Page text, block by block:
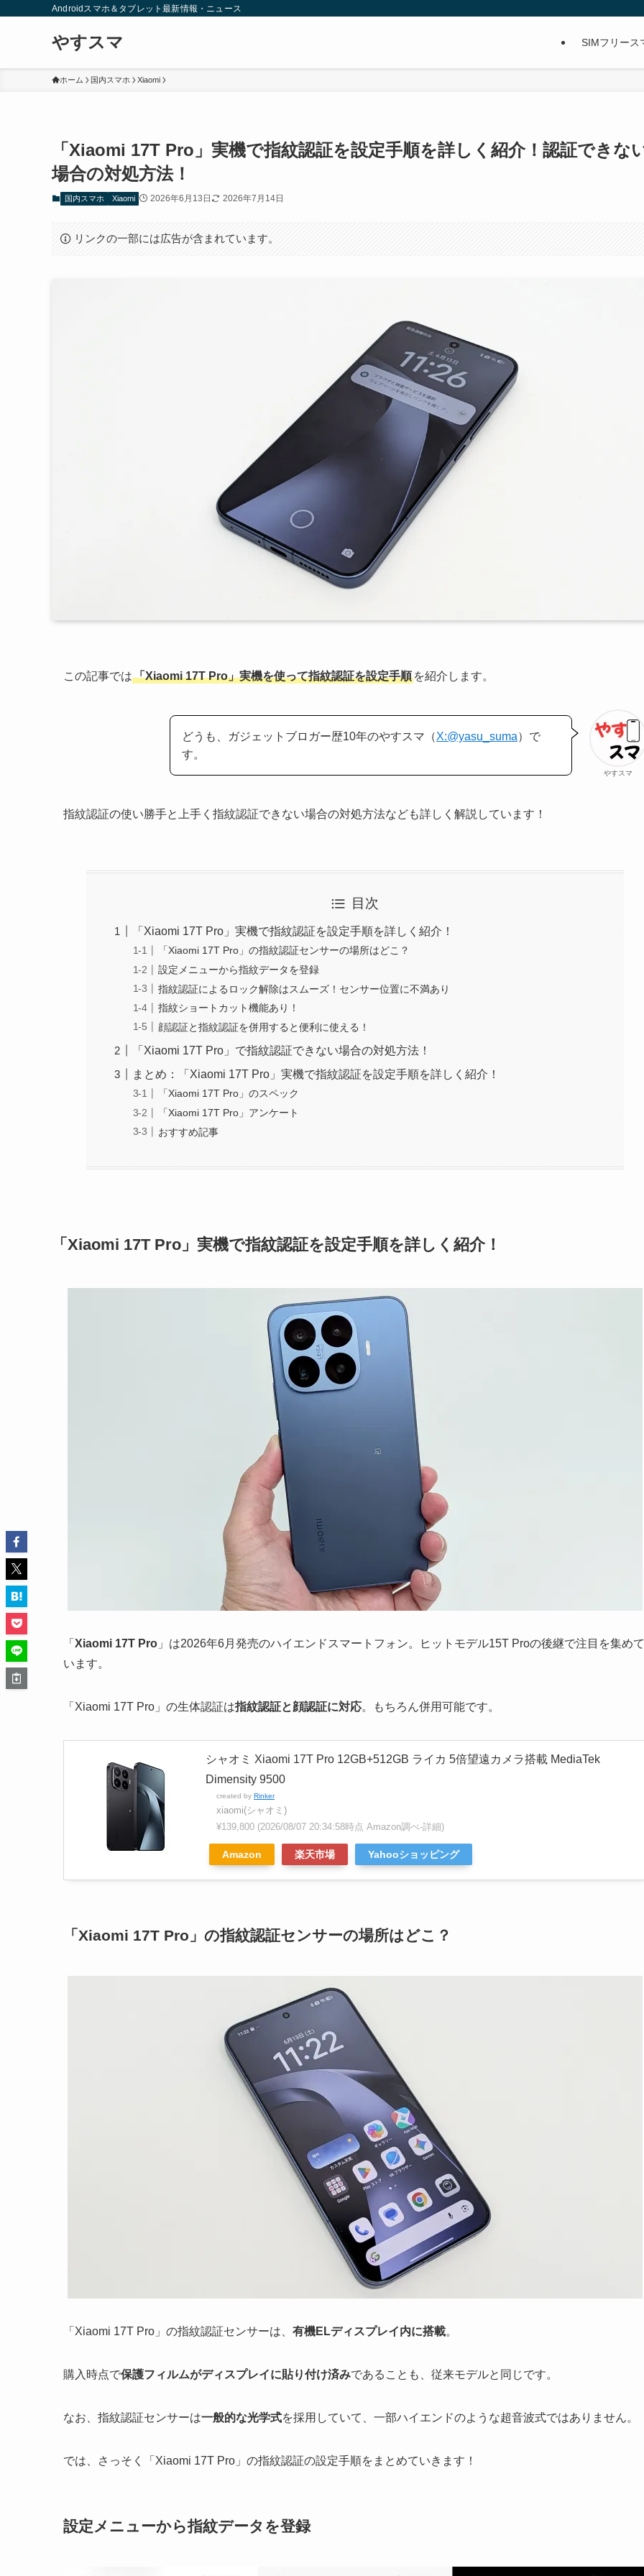
Androidスマホ＆タブレット最新情報・ニュース
やすスマ SIMフリース
ホーム 国内スマホ Xiaomi
「Xiaomi 17T Pro」実機で指紋認証を設定手順を詳しく紹介！認証できな
場合の対処方法！
国内スマホ Xiaomi 2026年6月13日 2026年7月14日
リンクの一部には広告が含まれています。
この記事では「Xiaomi 17T Pro」実機を使って指紋認証を設定手順 を紹介します。
やすスマ
どうも、ガジェットブロガー歴10年のやすスマ（X:@yasu_suma）で
す。
指紋認証の使い勝手と上手く指紋認証できない場合の対処方法なども詳しく解説しています！
目次
「Xiaomi 17T Pro」実機で指紋認証を設定手順を詳しく紹介！
「Xiaomi 17T Pro」の指紋認証センサーの場所はどこ？
設定メニューから指紋データを登録
指紋認証によるロック解除はスムーズ！センサー位置に不満あり
指紋ショートカット機能あり！
顔認証と指紋認証を併用すると便利に使える！
「Xiaomi 17T Pro」で指紋認証できない場合の対処方法！
まとめ：「Xiaomi 17T Pro」実機で指紋認証を設定手順を詳しく紹介！
「Xiaomi 17T Pro」のスペック
「Xiaomi 17T Pro」アンケート
おすすめ記事
「Xiaomi 17T Pro」実機で指紋認証を設定手順を詳しく紹介！
「 Xiaomi 17T Pro 」は2026年6月発売のハイエンドスマートフォン。ヒットモデル15T Proの後継で注目を集めて
います。
「Xiaomi 17T Pro」の生体認証は指紋認証と顔認証に対応。もちろん併用可能です。
シャオミ Xiaomi 17T Pro 12GB+512GB ライカ 5倍望遠カメラ搭載 MediaTek
Dimensity 9500
created by Rinker
xiaomi(シャオミ)
¥139,800 (2026/08/07 20:34:58時点 Amazon調べ-詳細)
Amazon 楽天市場 Yahooショッピング
「Xiaomi 17T Pro」の指紋認証センサーの場所はどこ？
「Xiaomi 17T Pro」の指紋認証センサーは、 有機ELディスプレイ内に搭載。
購入時点で保護フィルムがディスプレイに貼り付け済みであることも、従来モデルと同じです。
なお、指紋認証センサーは一般的な光学式を採用していて、一部ハイエンドのような超音波式ではありません。
では、さっそく「Xiaomi 17T Pro」の指紋認証の設定手順をまとめていきます！
設定メニューから指紋データを登録